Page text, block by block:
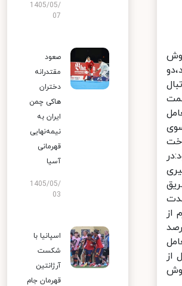
98 از سوی
گرفته بیش از 50 درصد
1405/05/
07
صعود
مقتدرانه
دختران
هاکی چمن
ایران به
نیمه‌نهایی
قهرمانی
آسیا
1405/05/
03
اسپانیا با
شکست
آرژانتین
قهرمان جام